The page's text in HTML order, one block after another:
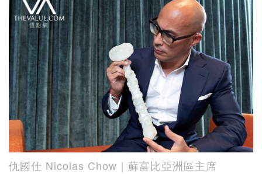
仇國仕 Nicolas Chow｜蘇富比亞洲區主席